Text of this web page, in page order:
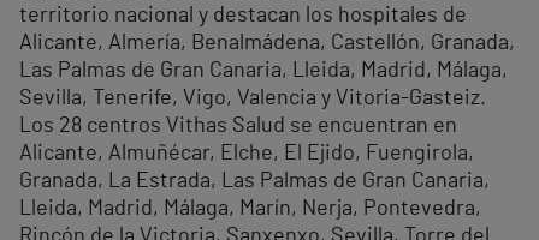
territorio nacional y destacan los hospitales de
Alicante, Almería, Benalmádena, Castellón, Granada,
Las Palmas de Gran Canaria, Lleida, Madrid, Málaga,
Sevilla, Tenerife, Vigo, Valencia y Vitoria-Gasteiz.
Los 28 centros Vithas Salud se encuentran en
Alicante, Almuñécar, Elche, El Ejido, Fuengirola,
Granada, La Estrada, Las Palmas de Gran Canaria,
Lleida, Madrid, Málaga, Marín, Nerja, Pontevedra,